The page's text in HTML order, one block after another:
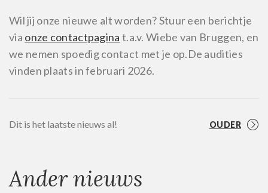
Wil jij onze nieuwe alt worden? Stuur een berichtje
via onze contactpagina t.a.v. Wiebe van Bruggen, en
we nemen spoedig contact met je op.De audities
vinden plaats in februari 2026.
Dit is het laatste nieuws al! OUDER
Ander nieuws